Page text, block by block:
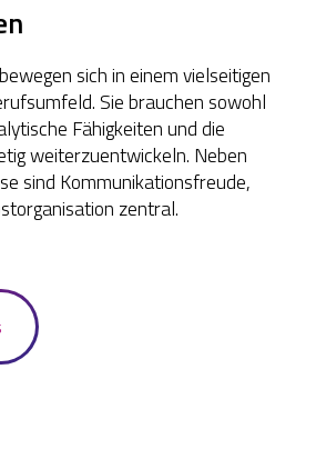
sich in einem vielseitigen
Sie brauchen sowohl
Fähigkeiten und die
weiterzuentwickeln. Neben
sind Kommunikationsfreude,
zentral.